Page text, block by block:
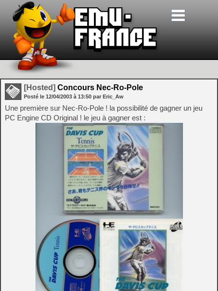
[Hosted] Concours Nec-Ro-Pole
Posté le 12/04/2003 à 13:50 par Eric_Aw
Une première sur Nec-Ro-Pole ! la possibilité de gagner un jeu
PC Engine CD Original ! le jeu à gagner est :